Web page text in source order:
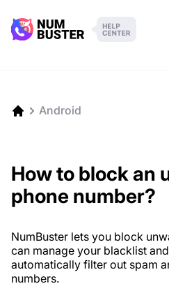
Android
How to block an
phone number?
NumBuster lets you block
can manage your blacklist
automatically filter out spam
numbers.